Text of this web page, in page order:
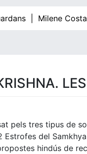
| Milene
pels tres tipus de
Estrofes del
hindús de